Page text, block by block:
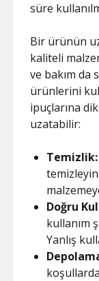
süre
Bir ürünün
kaliteli
ve bakım da
ürünlerini
ipuçlarına
uzatabilir:
Temizlik:
Doğru
kullanım
Yanlış
koşullarda